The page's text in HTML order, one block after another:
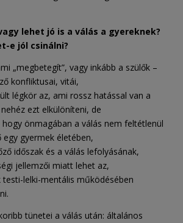
lehet jó is a válás a gyereknek?
e jól csinálni?
„megbetegít”, vagy inkább a szülők –
konfliktusai, vitái,
légkör az, ami rossz hatással van a
ezt elkülöníteni, de
önmagában a válás nem feltétlenül
gyermek életében,
időszak és a válás lefolyásának,
jellemzői miatt lehet az,
lelki-mentális működésében
tünetei a válás után: általános